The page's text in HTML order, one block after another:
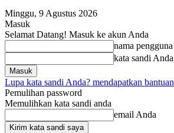
Minggu, 9 Agustus 2026
Masuk
Selamat Datang! Masuk ke akun Anda
nama pengguna
kata sandi Anda
Lupa kata sandi Anda? mendapatkan bantuan
Pemulihan password
Memulihkan kata sandi anda
email Anda